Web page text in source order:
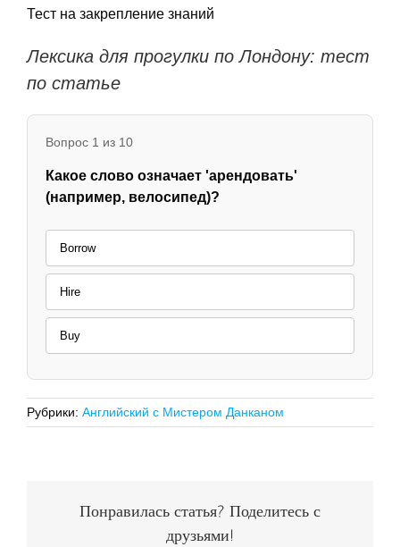
Тест на закрепление знаний
Лексика для прогулки по Лондону: тест
по статье
Вопрос 1 из 10
Какое слово означает 'арендовать'
(например, велосипед)?
Borrow
Hire
Buy
Рубрики: Английский с Мистером Данканом
Понравилась статья? Поделитесь с
друзьями!